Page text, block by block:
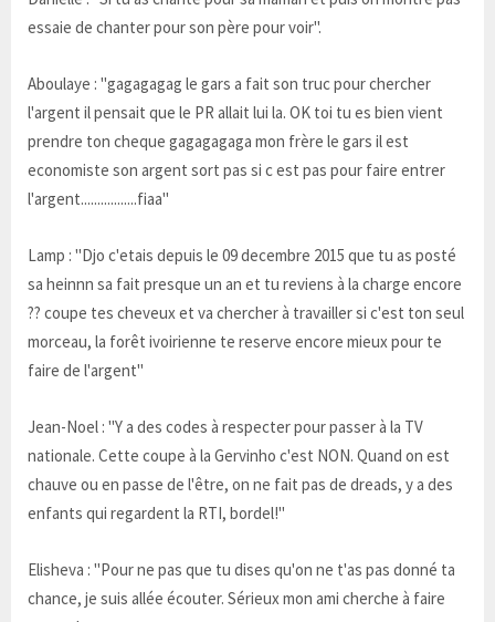
essaie de chanter pour son père pour voir".
Aboulaye : "gagagagag le gars a fait son truc pour chercher
l'argent il pensait que le PR allait lui la. OK toi tu es bien vient
prendre ton cheque gagagagaga mon frère le gars il est
economiste son argent sort pas si c est pas pour faire entrer
l'argent.................fiaa"
Lamp : "Djo c'etais depuis le 09 decembre 2015 que tu as posté
sa heinnn sa fait presque un an et tu reviens à la charge encore
?? coupe tes cheveux et va chercher à travailler si c'est ton seul
morceau, la forêt ivoirienne te reserve encore mieux pour te
faire de l'argent"
Jean-Noel : "Y a des codes à respecter pour passer à la TV
nationale. Cette coupe à la Gervinho c'est NON. Quand on est
chauve ou en passe de l'être, on ne fait pas de dreads, y a des
enfants qui regardent la RTI, bordel!"
Elisheva : "Pour ne pas que tu dises qu'on ne t'as pas donné ta
chance, je suis allée écouter. Sérieux mon ami cherche à faire